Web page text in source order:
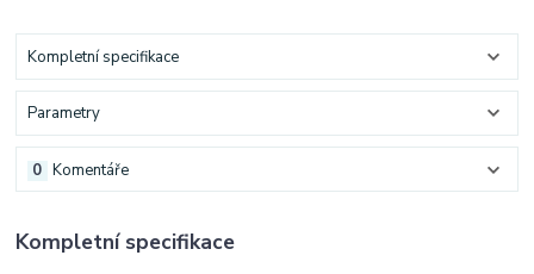
Kompletní specifikace
Parametry
Komentáře
0
Kompletní specifikace